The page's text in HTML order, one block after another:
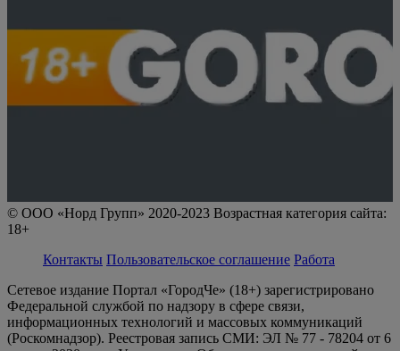
© ООО «Норд Групп» 2020-2023 Возрастная категория сайта:
18+
Контакты Пользовательское соглашение Работа
Сетевое издание Портал «ГородЧе» (18+) зарегистрировано
Федеральной службой по надзору в сфере связи,
информационных технологий и массовых коммуникаций
(Роскомнадзор). Реестровая запись СМИ: ЭЛ № 77 - 78204 от 6